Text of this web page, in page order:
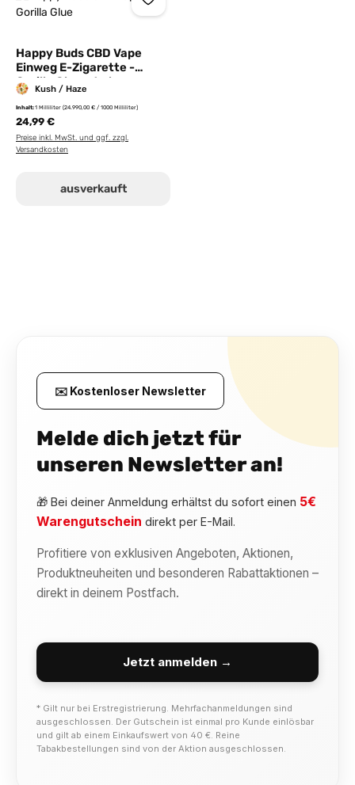
Happy Buds CBD Vape
Einweg E-Zigarette -
Gorilla Glue - 1ml
Kush / Haze
Inhalt:1 Milliliter (24.990,00 € / 1000 Milliliter)
24,99 €
Preise inkl. MwSt. und ggf. zzgl.
Versandkosten
ausverkauft
✉️ Kostenloser Newsletter
Melde dich jetzt für
unseren Newsletter an!
🎁 Bei deiner Anmeldung erhältst du sofort einen 5€
Warengutschein direkt per E-Mail.
Profitiere von exklusiven Angeboten, Aktionen,
Produktneuheiten und besonderen Rabattaktionen –
direkt in deinem Postfach.
Jetzt anmelden →
* Gilt nur bei Erstregistrierung. Mehrfachanmeldungen sind
ausgeschlossen. Der Gutschein ist einmal pro Kunde einlösbar
und gilt ab einem Einkaufswert von 40 €. Reine
Tabakbestellungen sind von der Aktion ausgeschlossen.